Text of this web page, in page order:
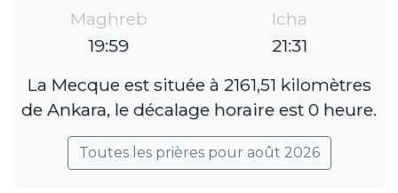
Maghreb
19:59
Icha
21:31
La Mecque est située à 2161,51 kilomètres
de Ankara, le décalage horaire est 0 heure.
Toutes les prières pour août 2026